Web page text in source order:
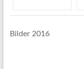
Bilder 2016